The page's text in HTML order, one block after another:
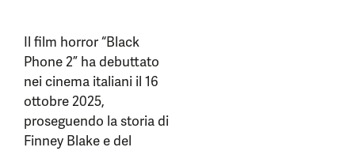
Il film horror “Black
Phone 2” ha debuttato
nei cinema italiani il 16
ottobre 2025,
proseguendo la storia di
Finney Blake e del